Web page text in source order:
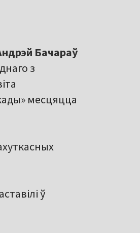
Бачараў
з
месцяцца
ў